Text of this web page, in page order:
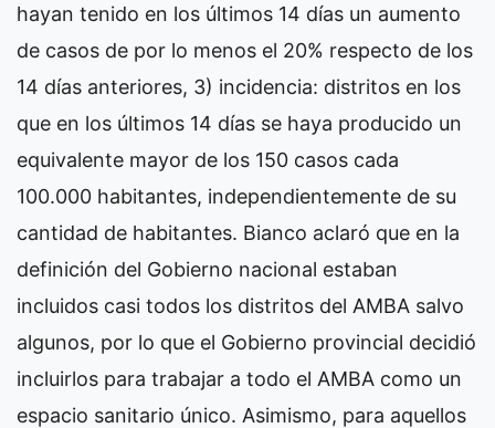
hayan tenido en los últimos 14 días un aumento
de casos de por lo menos el 20% respecto de los
14 días anteriores, 3) incidencia: distritos en los
que en los últimos 14 días se haya producido un
equivalente mayor de los 150 casos cada
100.000 habitantes, independientemente de su
cantidad de habitantes. Bianco aclaró que en la
definición del Gobierno nacional estaban
incluidos casi todos los distritos del AMBA salvo
algunos, por lo que el Gobierno provincial decidió
incluirlos para trabajar a todo el AMBA como un
espacio sanitario único. Asimismo, para aquellos